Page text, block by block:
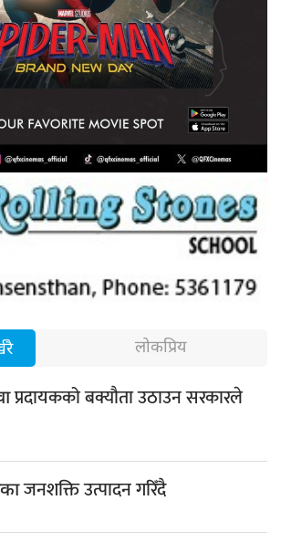
लोकप्रिय
प्रदायकको बक्यौता उठाउन सरकारले
जनशक्ति उत्पादन गरिँदै